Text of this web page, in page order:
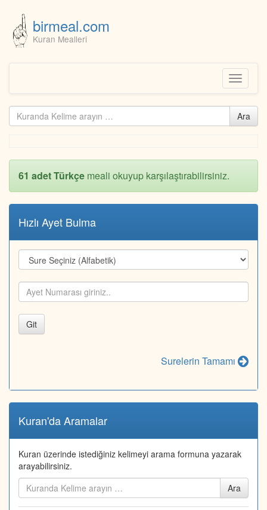
birmeal.com
Kuran Mealleri
Toggle
Kuranda
ara...
Ara
61 adet Türkçe meali okuyup karşılaştırabilirsiniz.
Hızlı Ayet Bulma
Git
Surelerin Tamamı
Kuran'da Aramalar
Kuran üzerinde istediğiniz kelimeyi arama formuna yazarak
arayabilirsiniz.
Kuranda
ara...
Ara